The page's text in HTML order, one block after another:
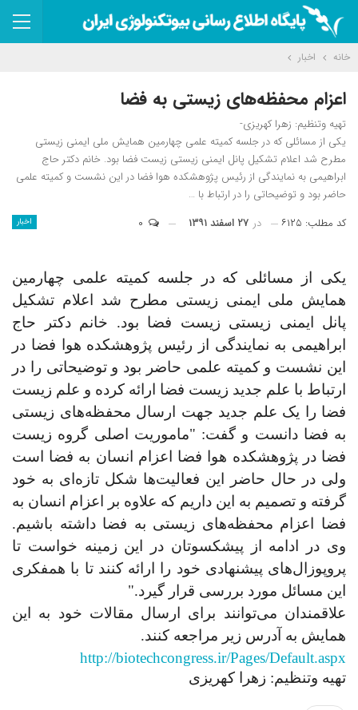
خانه اخبار
اعزام محفظه‌های زیستی به فضا
تهیه وتنظیم: زهرا کهریزی-
یکی از مسائلی که در جلسه کمیته علمی چهارمین همایش ملی ایمنی زیستی
مطرح شد اعلام تشکیل پانل ایمنی زیستی زیست فضا بود. خانم دکتر حاج
ابراهیمی به نمایندگی از رئیس پژوهشکده هوا فضا در این نشست و کمیته علمی
حاضر بود و توضیحاتی را در ارتباط با …
اخبار کد مطلب: ۶۱۲۵ در ۲۷ اسفند ۱۳۹۱
یکی از مسائلی که در جلسه کمیته علمی چهارمین
همایش ملی ایمنی زیستی مطرح شد اعلام تشکیل
پانل ایمنی زیستی زیست فضا بود. خانم دکتر حاج
ابراهیمی به نمایندگی از رئیس پژوهشکده هوا فضا در
این نشست و کمیته علمی حاضر بود و توضیحاتی را در
ارتباط با علم جدید زیست فضا ارائه کرده و علم زیست
فضا را یک علم جدید جهت ارسال محفظه‌های زیستی
به فضا دانست و گفت: "ماموریت اصلی گروه زیست
فضا در پژوهشکده هوا فضا اعزام انسان به فضا است
ولی در حال حاضر این فعالیت‌ها شکل تازه‌ای به خود
گرفته‌ و تصمیم به این داریم که علاوه بر اعزام انسان به
فضا اعزام محفظه‌های زیستی به فضا داشته باشیم.
وی در ادامه از پیشکسوتان در این زمینه خواست تا
پروپوزال‌های پیشنهادی خود را ارائه کنند تا با همفکری
این مسائل مورد بررسی قرار گیرد."
علاقمندان می‌توانند برای ارسال مقالات خود به این
همایش به آدرس زیر مراجعه کنند.
http://biotechcongress.ir/Pages/Default.aspx
تهیه وتنظیم: زهرا کهریزی